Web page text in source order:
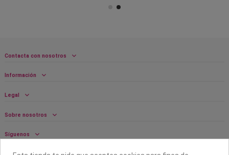
Contacta con nosotros
Información
Legal
Sobre nosotros
Síguenos